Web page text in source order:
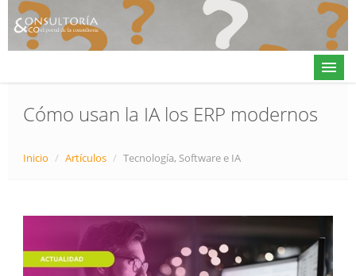
Cómo usan la IA los ERP modernos
Inicio / Artículos / Tecnología, Software e IA